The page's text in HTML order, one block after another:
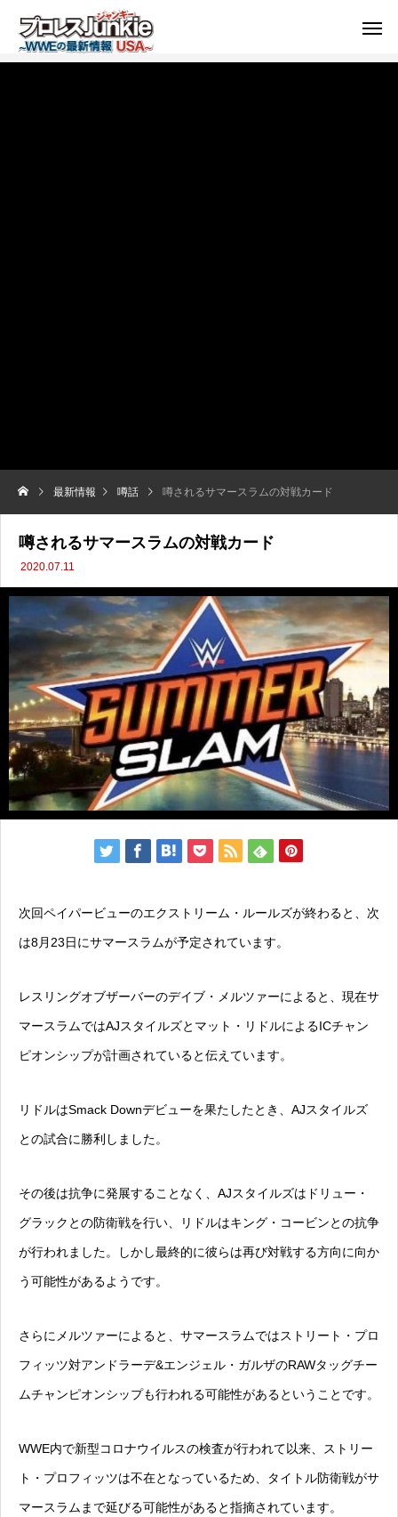
最新情報 噂話 噂されるサマースラムの対戦カード
噂されるサマースラムの対戦カード
2020.07.11
次回ペイパービューのエクストリーム・ルールズが終わると、次
は8月23日にサマースラムが予定されています。
レスリングオブザーバーのデイブ・メルツァーによると、現在サ
マースラムではAJスタイルズとマット・リドルによるICチャン
ピオンシップが計画されていると伝えています。
リドルはSmack Downデビューを果たしたとき、AJスタイルズ
との試合に勝利しました。
その後は抗争に発展することなく、AJスタイルズはドリュー・
グラックとの防衛戦を行い、リドルはキング・コービンとの抗争
が行われました。しかし最終的に彼らは再び対戦する方向に向か
う可能性があるようです。
さらにメルツァーによると、サマースラムではストリート・プロ
フィッツ対アンドラーデ&エンジェル・ガルザのRAWタッグチー
ムチャンピオンシップも行われる可能性があるということです。
WWE内で新型コロナウイルスの検査が行われて以来、ストリー
ト・プロフィッツは不在となっているため、タイトル防衛戦がサ
マースラムまで延びる可能性があると指摘されています。